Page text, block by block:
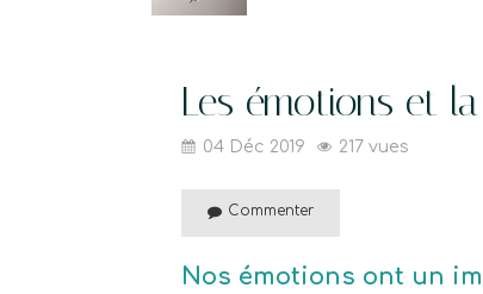
Les émotions et
04 Déc 2019 217 vues
Commenter
Nos émotions ont un